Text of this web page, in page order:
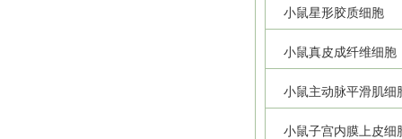
小鼠星形胶质细胞
小鼠真皮成纤维细胞
小鼠主动脉平滑肌细
小鼠子宫内膜上皮细